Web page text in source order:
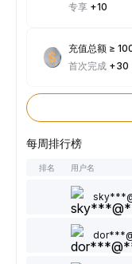
专享 +10
充值总额 ≥
首次完成 +30
每周排行榜
排名 用户名